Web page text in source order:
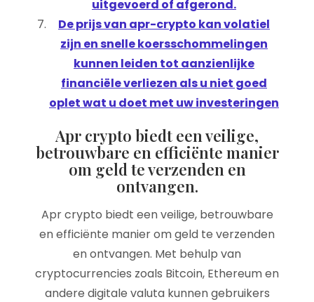
uitgevoerd of afgerond.
De prijs van apr-crypto kan volatiel
zijn en snelle koersschommelingen
kunnen leiden tot aanzienlijke
financiële verliezen als u niet goed
oplet wat u doet met uw investeringen
Apr crypto biedt een veilige,
betrouwbare en efficiënte manier
om geld te verzenden en
ontvangen.
Apr crypto biedt een veilige, betrouwbare
en efficiënte manier om geld te verzenden
en ontvangen. Met behulp van
cryptocurrencies zoals Bitcoin, Ethereum en
andere digitale valuta kunnen gebruikers